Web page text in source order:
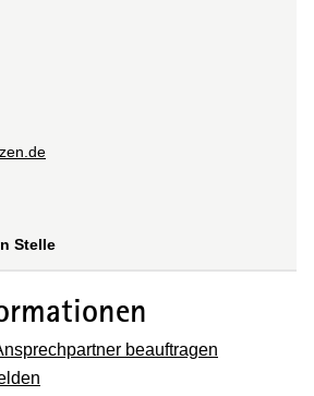
Stelle
beauftragen